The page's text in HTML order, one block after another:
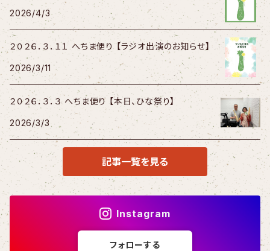
2026/4/3
２０２６．３．１１ へちま便り 【ラジオ出演のお知らせ】
2026/3/11
２０２６．３．３ へちま便り 【本日、ひな祭り】
2026/3/3
記事一覧を見る
Instagram
フォローする